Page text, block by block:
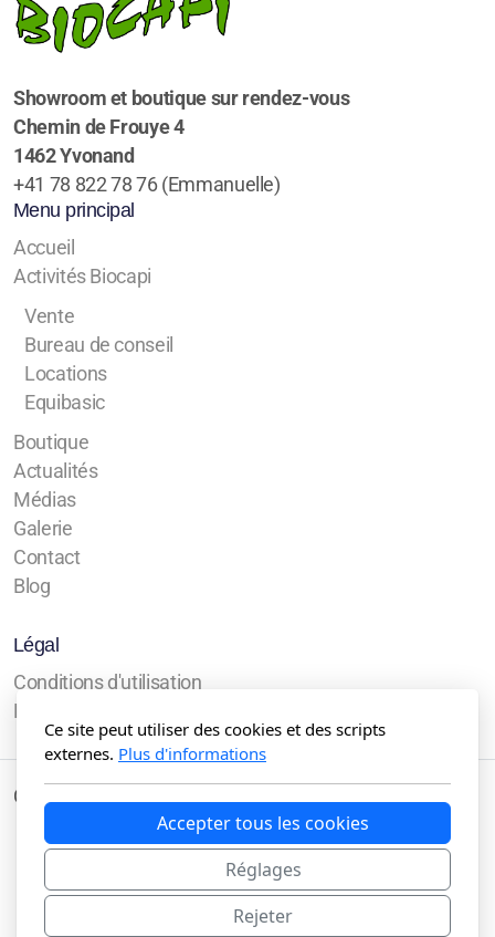
Showroom et boutique sur rendez-vous
Chemin de Frouye 4
1462 Yvonand
+41 78 822 78 76 (Emmanuelle)
Menu principal
Accueil
Activités Biocapi
Vente
Bureau de conseil
Locations
Equibasic
Boutique
Actualités
Médias
Galerie
Contact
Blog
Légal
Conditions d'utilisation
Politique de confidentialité
Copyright, tous droits réservés
Ce site peut utiliser des cookies et des scripts
externes. Plus d'informations
Accepter tous les cookies
Réglages
Rejeter